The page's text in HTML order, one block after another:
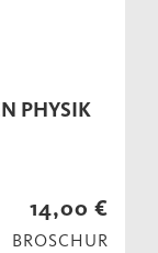
PHYSIK
14,00 €
BROSCHUR